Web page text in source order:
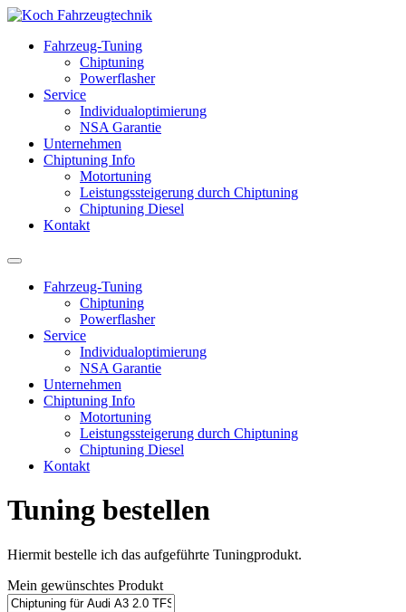
Fahrzeug-Tuning
Chiptuning
Powerflasher
Service
Individualoptimierung
NSA Garantie
Unternehmen
Chiptuning Info
Motortuning
Leistungssteigerung durch Chiptuning
Chiptuning Diesel
Kontakt
Fahrzeug-Tuning
Chiptuning
Powerflasher
Service
Individualoptimierung
NSA Garantie
Unternehmen
Chiptuning Info
Motortuning
Leistungssteigerung durch Chiptuning
Chiptuning Diesel
Kontakt
Tuning bestellen
Hiermit bestelle ich das aufgeführte Tuningprodukt.
Mein gewünschtes Produkt